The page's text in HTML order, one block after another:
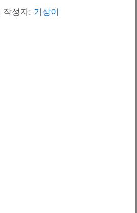
작성자: 기상이